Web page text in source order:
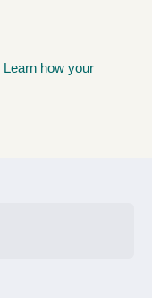
Learn how your